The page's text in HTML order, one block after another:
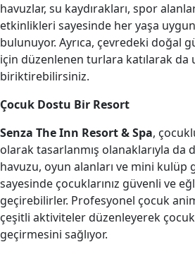
havuzlar, su kaydırakları, spor
etkinlikleri sayesinde her yaşa
bulunuyor. Ayrıca, çevredeki doğal
için düzenlenen turlara katılarak da
biriktirebilirsiniz.
Çocuk Dostu Bir Resort
Senza The Inn Resort & Spa,
olarak tasarlanmış olanaklarıyla da
havuzu, oyun alanları ve mini kulüp
sayesinde çocuklarınız güvenli ve
geçirebilirler. Profesyonel çocuk
çeşitli aktiviteler düzenleyerek
geçirmesini sağlıyor.